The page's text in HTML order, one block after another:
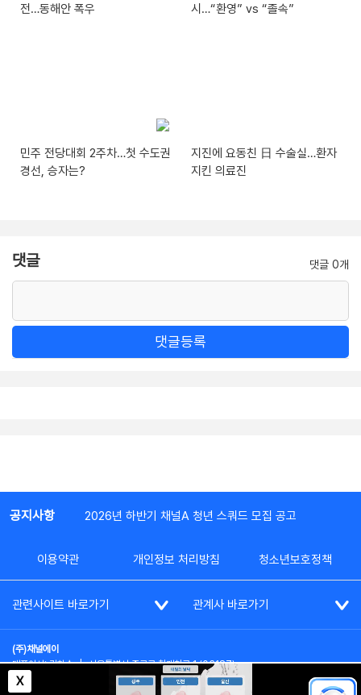
전…동해안 폭우
시…“환영” vs “졸속”
민주 전당대회 2주차…첫 수도권
경선, 승자는?
지진에 요동친 日 수술실…환자
지킨 의료진
댓글 댓글 0개
댓글등록
X
공지사항 2026년 하반기 채널A 청년 스쿼드 모집 공고
이용약관 개인정보 처리방침 청소년보호정책
관련사이트 바로가기 관계사 바로가기
(주)채널에이
대표이사: 김차수 | 서울특별시 종로구 청계천로 1 (03187)
부가통신사업신고: 022357호 | 사업자등록번호: 101-86-62787